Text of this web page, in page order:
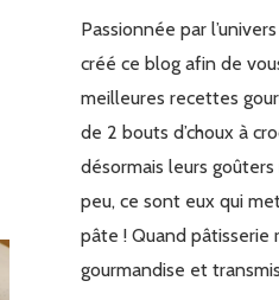
Passionnée par
créé ce blog afin de
meilleures recettes
de 2 bouts d’choux à
désormais leurs
peu, ce sont eux qui
pâte ! Quand pâtisserie
gourmandise et